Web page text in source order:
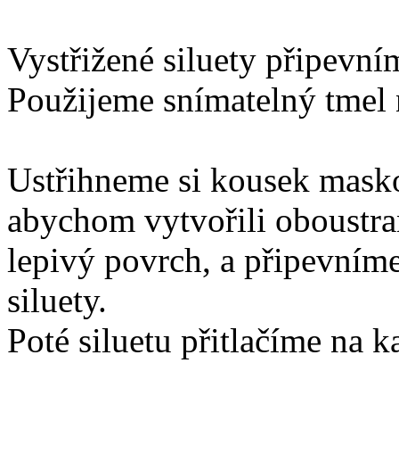
Vystřižené siluety
Použijeme snímatelný tmel
Ustřihneme si kousek
abychom vytvořili
lepivý povrch, a
siluety.
Poté siluetu přitlačíme na